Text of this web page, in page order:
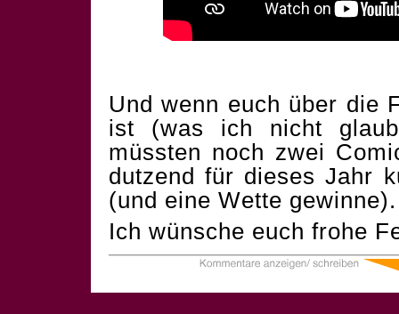
Und wenn euch über die
ist (was ich nicht
müssten noch zwei
dutzend für dieses Jahr
(und eine Wette
Ich wünsche euch frohe